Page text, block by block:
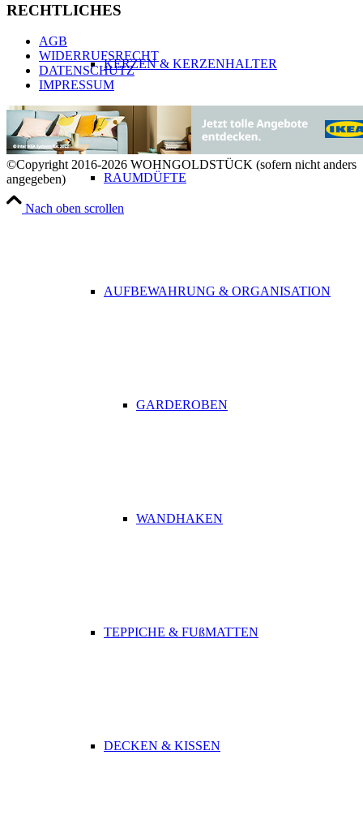
KERZEN & KERZENHALTER
RAUMDÜFTE
AUFBEWAHRUNG & ORGANISATION
GARDEROBEN
WANDHAKEN
TEPPICHE & FUßMATTEN
DECKEN & KISSEN
RECHTLICHES
AGB
WIDERRUFSRECHT
DATENSCHUTZ
IMPRESSUM
©Copyright 2016-2026 WOHNGOLDSTÜCK (sofern nicht anders
angegeben)
Nach oben scrollen